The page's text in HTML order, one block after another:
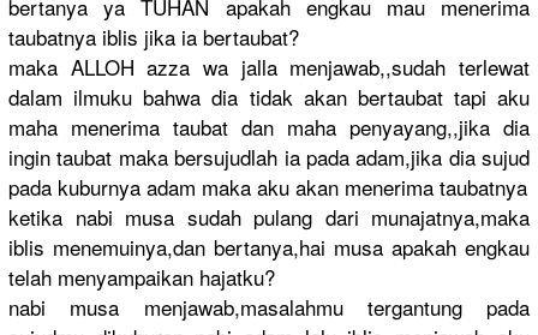
bertanya ya TUHAN apakah engkau mau menerima
taubatnya iblis jika ia bertaubat?
maka ALLOH azza wa jalla menjawab,,sudah terlewat
dalam ilmuku bahwa dia tidak akan bertaubat tapi aku
maha menerima taubat dan maha penyayang,,jika dia
ingin taubat maka bersujudlah ia pada adam,jika dia sujud
pada kuburnya adam maka aku akan menerima taubatnya
ketika nabi musa sudah pulang dari munajatnya,maka
iblis menemuinya,dan bertanya,hai musa apakah engkau
telah menyampaikan hajatku?
nabi musa menjawab,masalahmu tergantungpada